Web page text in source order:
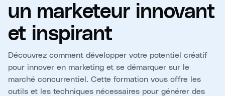
un marketeur innovant
et inspirant
Découvrez comment développer votre potentiel créatif
pour innover en marketing et se démarquer sur le
marché concurrentiel. Cette formation vous offre les
outils et les techniques nécessaires pour générer des